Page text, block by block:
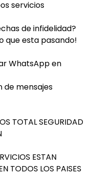
WhatsApp en
real
de mensajes
TOTAL SEGURIDAD
ESTAN